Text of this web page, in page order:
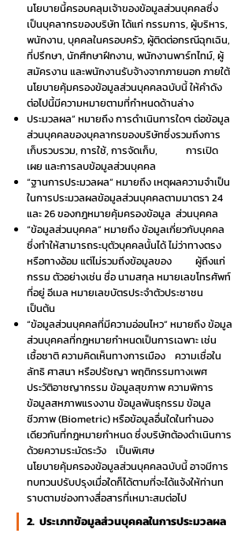
นโยบายนี้ครอบคลุมเจ้าของข้อมูลส่วนบุคคลซึ่ง
เป็นบุคลากรของบริษัท ได้แก่ กรรมการ, ผู้บริหาร,
พนักงาน, บุคคลในครอบครัว, ผู้ติดต่อกรณีฉุกเฉิน,
ที่ปรึกษา, นักศึกษาฝึกงาน, พนักงานพาร์ทไทม์, ผู้
สมัครงาน และพนักงานรับจ้างจากภายนอก ภายใต้
นโยบายคุ้มครองข้อมูลส่วนบุคคลฉบับนี้ ให้คำดัง
ต่อไปนี้มีความหมายตามที่กำหนดด้านล่าง
ประมวลผล” หมายถึง การดำเนินการใดๆ ต่อข้อมูล
ส่วนบุคคลของบุคลากรของบริษัทซึ่งรวมถึงการ
เก็บรวบรวม, การใช้, การจัดเก็บ,
การเปิด
เผย และการลบข้อมูลส่วนบุคคล
“ฐานการประมวลผล” หมายถึง เหตุผลความจำเป็น
ในการประมวลผลข้อมูลส่วนบุคคลตามมาตรา 24
และ 26 ของกฎหมายคุ้มครองข้อมูล ส่วนบุคคล
“ข้อมูลส่วนบุคคล” หมายถึง ข้อมูลเกี่ยวกับบุคคล
ซึ่งทำให้สามารถระบุตัวบุคคลนั้นได้ ไม่ว่าทางตรง
หรือทางอ้อม แต่ไม่รวมถึงข้อมูลของ ผู้ถึงแก่
กรรม ตัวอย่างเช่น ชื่อ นามสกุล หมายเลขโทรศัพท์
ที่อยู่ อีเมล หมายเลขบัตรประจำตัวประชาชน
เป็นต้น
“ข้อมูลส่วนบุคคลที่มีความอ่อนไหว” หมายถึง ข้อมูล
ส่วนบุคคลที่กฎหมายกำหนดเป็นการเฉพาะ เช่น
เชื้อชาติ ความคิดเห็นทางการเมือง ความเชื่อใน
ลัทธิ ศาสนา หรือปรัชญา พฤติกรรมทางเพศ
ประวัติอาชญากรรม ข้อมูลสุขภาพ ความพิการ
ข้อมูลสหภาพแรงงาน ข้อมูลพันธุกรรม ข้อมูล
ชีวภาพ (Biometric) หรือข้อมูลอื่นใดในทำนอง
เดียวกันที่กฎหมายกำหนด ซึ่งบริษัทต้องดำเนินการ
ด้วยความระมัดระวัง เป็นพิเศษ
นโยบายคุ้มครองข้อมูลส่วนบุคคลฉบับนี้ อาจมีการ
ทบทวนปรับปรุงเมื่อใดก็ได้ตามที่จะได้แจ้งให้ท่านท
ราบตามช่องทางสื่อสารที่เหมาะสมต่อไป
2. ประเภทข้อมูลส่วนบุคคลในการประมวลผล